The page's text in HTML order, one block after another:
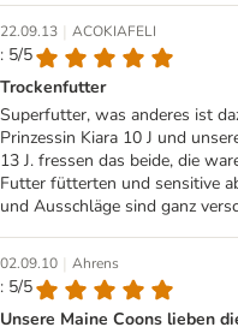
22.09.13 | ACOKIAFELI
: 5/5
Trockenfutter
Superfutter, was anderes ist
Prinzessin Kiara 10 J und
13 J. fressen das beide, die
Futter fütterten und sensitive
und Ausschläge sind ganz
02.09.10 | Ahrens
: 5/5
Unsere Maine Coons lieben